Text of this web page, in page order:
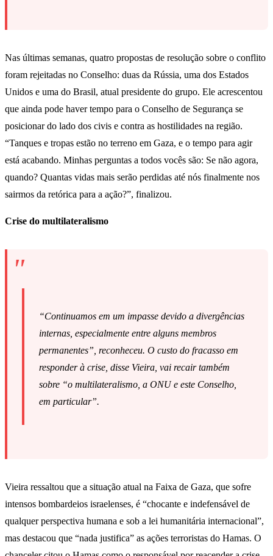
Nas últimas semanas, quatro propostas de resolução sobre o conflito
foram rejeitadas no Conselho: duas da Rússia, uma dos Estados
Unidos e uma do Brasil, atual presidente do grupo. Ele acrescentou
que ainda pode haver tempo para o Conselho de Segurança se
posicionar do lado dos civis e contra as hostilidades na região.
“Tanques e tropas estão no terreno em Gaza, e o tempo para agir
está acabando. Minhas perguntas a todos vocês são: Se não agora,
quando? Quantas vidas mais serão perdidas até nós finalmente nos
sairmos da retórica para a ação?”, finalizou.
Crise do multilateralismo
“Continuamos em um impasse devido a divergências
internas, especialmente entre alguns membros
permanentes”, reconheceu. O custo do fracasso em
responder à crise, disse Vieira, vai recair também
sobre “o multilateralismo, a ONU e este Conselho,
em particular”.
Vieira ressaltou que a situação atual na Faixa de Gaza, que sofre
intensos bombardeios israelenses, é “chocante e indefensável de
qualquer perspectiva humana e sob a lei humanitária internacional”,
mas destacou que “nada justifica” as ações terroristas do Hamas. O